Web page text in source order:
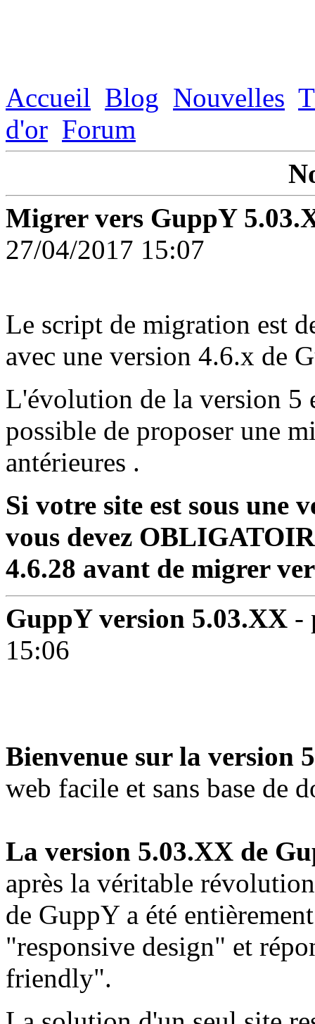
Accueil Blog Nouvelles
d'or Forum
Migrer vers GuppY
27/04/2017 15:07
Le script de migration est
avec une version 4.6.x de
L'évolution de la version 5
possible de proposer une
antérieures .
Si votre site est sous une
vous devez
4.6.28 avant de migrer
GuppY version 5.03.XX -
15:06
Bienvenue sur la version
web facile et sans base de
La version 5.03.XX de
après la véritable
de GuppY a été
"responsive design" et
friendly".